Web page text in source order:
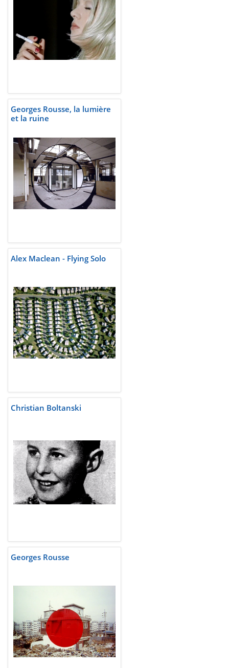
Georges Rousse, la lumière
et la ruine
Alex Maclean - Flying Solo
Christian Boltanski
Georges Rousse